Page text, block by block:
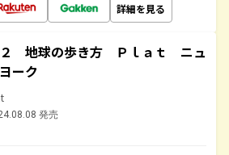
詳細を見る
地球の歩き方 Ｐｌａｔ ニュ
ーク
発売